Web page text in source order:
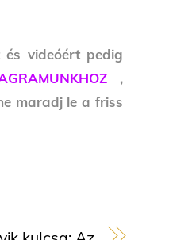
videóért pedig
,
maradj le a friss